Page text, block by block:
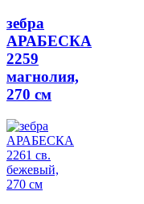
зебра
АРАБЕСКА
2259
магнолия,
270 см